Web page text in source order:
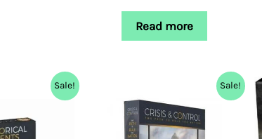
Read more
Sale!
14,99 €.
Current
price
11,99 €.
Sale!
was:
24,99 €.
Current
price
is: